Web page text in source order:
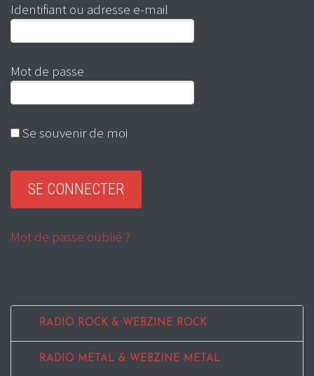
Identifiant ou adresse e-mail
Mot de passe
Se souvenir de moi
Mot de passe oublié ?
RADIO ROCK & WEBZINE ROCK
RADIO METAL & WEBZINE METAL